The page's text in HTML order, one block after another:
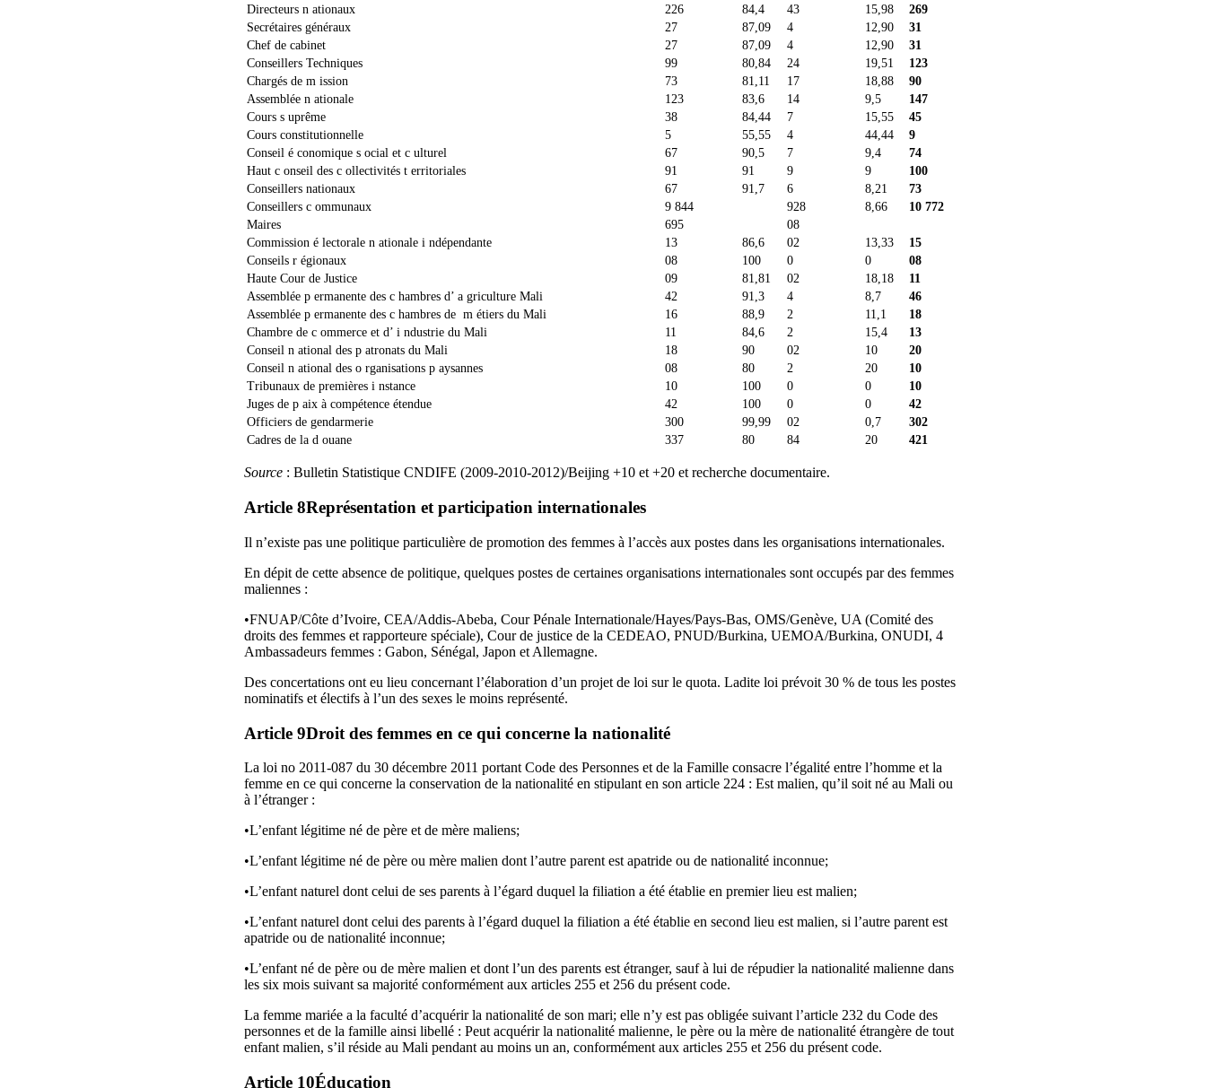
Directeurs n ationaux
226 84,4 43 15,98
269
Secrétaires généraux
27 87,09 4 12,90
31
Chef de cabinet
27 87,09 4 12,90
31
Conseillers Techniques
99 80,84 24 19,51
123
Chargés de m ission
73 81,11 17 18,88
90
Assemblée n ationale
123 83,6 14 9,5
147
Cours s uprême
38 84,44 7 15,55
45
Cours constitutionnelle
5 55,55 4 44,44
9
Conseil é conomique s ocial et c ulturel
67 90,5 7 9,4
74
Haut c onseil des c ollectivités t erritoriales
91 91 9 9
100
Conseillers nationaux
67 91,7 6 8,21
73
Conseillers c ommunaux
9 844 928 8,66
10 772
Maires
695
08
Commission é lectorale n ationale i ndépendante
13 86,6 02 13,33
15
Conseils r égionaux
08 100 0 0
08
Haute Cour de Justice
09 81,81 02 18,18
11
Assemblée p ermanente des c hambres d’ a griculture Mali
42 91,3 4 8,7
46
Assemblée p ermanente des c hambres de m étiers du Mali
16 88,9 2 11,1
18
Chambre de c ommerce et d’ i ndustrie du Mali
11 84,6 2 15,4
13
Conseil n ational des p atronats du Mali
18 90 02 10
20
Conseil n ational des o rganisations p aysannes
08 80 2 20
10
Tribunaux de premières i nstance
10 100 0 0
10
Juges de p aix à compétence étendue
42 100 0 0
42
Officiers de gendarmerie
300 99,99 02 0,7
302
Cadres de la d ouane
337 80 84 20 421
Source : Bulletin Statistique CNDIFE (2009-2010-2012)/Beijing +10 et +20 et recherche documentaire.
Article 8Représentation et participation internationales
Il n’existe pas une politique particulière de promotion des femmes à l’accès aux postes dans les organisations internationales.
En dépit de cette absence de politique, quelques postes de certaines organisations internationales sont occupés par des femmes
maliennes :
•FNUAP/Côte d’Ivoire, CEA/Addis-Abeba, Cour Pénale Internationale/Hayes/Pays-Bas, OMS/Genève, UA (Comité des
droits des femmes et rapporteure spéciale), Cour de justice de la CEDEAO, PNUD/Burkina, UEMOA/Burkina, ONUDI, 4
Ambassadeurs femmes : Gabon, Sénégal, Japon et Allemagne.
Des concertations ont eu lieu concernant l’élaboration d’un projet de loi sur le quota. Ladite loi prévoit 30 % de tous les postes
nominatifs et électifs à l’un des sexes le moins représenté.
Article 9Droit des femmes en ce qui concerne la nationalité
La loi no 2011-087 du 30 décembre 2011 portant Code des Personnes et de la Famille consacre l’égalité entre l’homme et la
femme en ce qui concerne la conservation de la nationalité en stipulant en son article 224 : Est malien, qu’il soit né au Mali ou
à l’étranger :
•L’enfant légitime né de père et de mère maliens;
•L’enfant légitime né de père ou mère malien dont l’autre parent est apatride ou de nationalité inconnue;
•L’enfant naturel dont celui de ses parents à l’égard duquel la filiation a été établie en premier lieu est malien;
•L’enfant naturel dont celui des parents à l’égard duquel la filiation a été établie en second lieu est malien, si l’autre parent est
apatride ou de nationalité inconnue;
•L’enfant né de père ou de mère malien et dont l’un des parents est étranger, sauf à lui de répudier la nationalité malienne dans
les six mois suivant sa majorité conformément aux articles 255 et 256 du présent code.
La femme mariée a la faculté d’acquérir la nationalité de son mari; elle n’y est pas obligée suivant l’article 232 du Code des
personnes et de la famille ainsi libellé : Peut acquérir la nationalité malienne, le père ou la mère de nationalité étrangère de tout
enfant malien, s’il réside au Mali pendant au moins un an, conformément aux articles 255 et 256 du présent code.
Article 10Éducation